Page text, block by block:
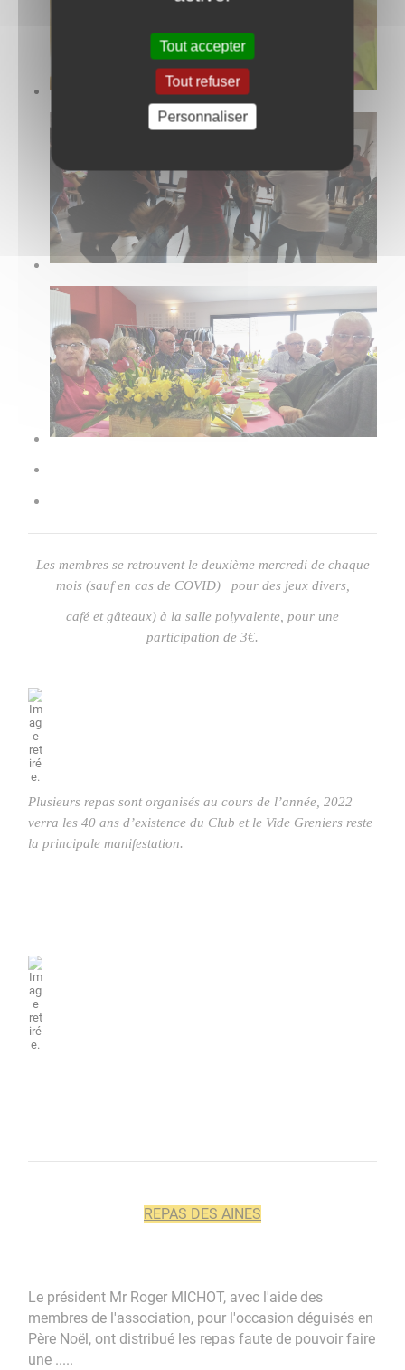
Les membres se retrouvent le deuxième mercredi de chaque
mois (sauf en cas de COVID) pour des jeux divers,
café et gâteaux) à la salle polyvalente, pour une
participation de 3€.
Plusieurs repas sont organisés au cours de l’année, 2022
verra les 40 ans d’existence du Club et le Vide Greniers reste
la principale manifestation.
REPAS DES AINES
Le président Mr Roger MICHOT, avec l'aide des
membres de l'association, pour l'occasion déguisés en
Père Noël, ont distribué les repas faute de pouvoir faire
une .....
Tout accepter
Tout refuser
Personnaliser